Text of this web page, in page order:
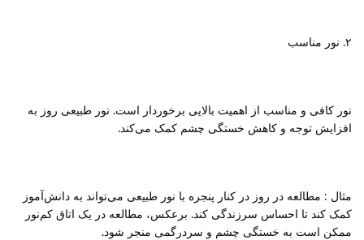
۲. نور مناسب
نور کافی و مناسب از اهمیت بالایی برخوردار است. نور طبیعی روز به
افزایش توجه و کاهش خستگی چشم کمک می‌کند.
مثال : مطالعه در روز در کنار پنجره با نور طبیعی می‌تواند به دانش‌آموز
کمک کند تا احساس سرزندگی کند. برعکس، مطالعه در یک اتاق کم‌نور
ممکن است به خستگی چشم و سردرگمی منجر شود.